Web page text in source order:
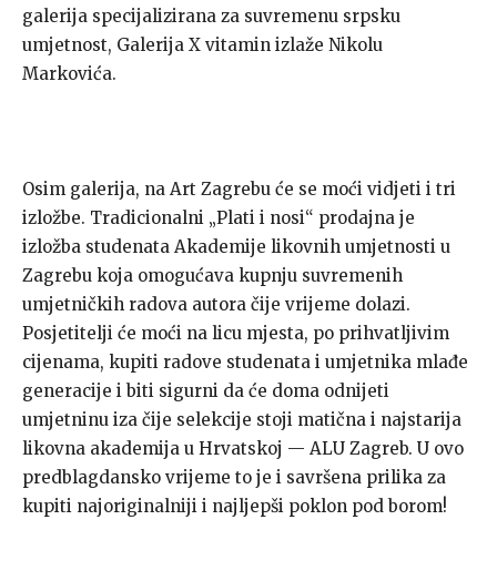
galerija specijalizirana za suvremenu srpsku
umjetnost, Galerija X vitamin izlaže Nikolu
Markovića.
Osim galerija, na Art Zagrebu će se moći vidjeti i tri
izložbe. Tradicionalni „Plati i nosi“ prodajna je
izložba studenata Akademije likovnih umjetnosti u
Zagrebu koja omogućava kupnju suvremenih
umjetničkih radova autora čije vrijeme dolazi.
Posjetitelji će moći na licu mjesta, po prihvatljivim
cijenama, kupiti radove studenata i umjetnika mlađe
generacije i biti sigurni da će doma odnijeti
umjetninu iza čije selekcije stoji matična i najstarija
likovna akademija u Hrvatskoj — ALU Zagreb. U ovo
predblagdansko vrijeme to je i savršena prilika za
kupiti najoriginalniji i najljepši poklon pod borom!